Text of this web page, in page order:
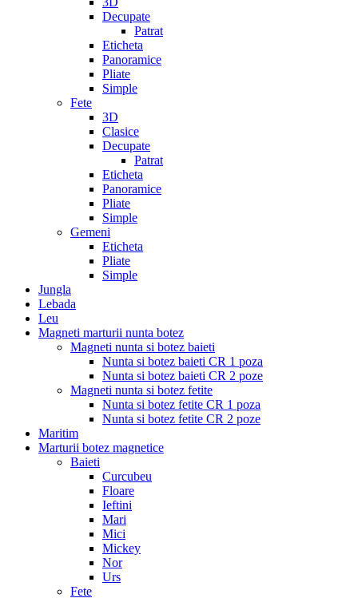
Decupate
Patrat
Eticheta
Panoramice
Pliate
Simple
Fete
3D
Clasice
Decupate
Patrat
Eticheta
Panoramice
Pliate
Simple
Gemeni
Eticheta
Pliate
Simple
Jungla
Lebada
Leu
Magneti marturii nunta botez
Magneti nunta si botez baieti
Nunta si botez baieti CR 1 poza
Nunta si botez baieti CR 2 poze
Magneti nunta si botez fetite
Nunta si botez fetite CR 1 poza
Nunta si botez fetite CR 2 poze
Maritim
Marturii botez magnetice
Baieti
Curcubeu
Floare
Ieftini
Mari
Mici
Mickey
Nor
Urs
Fete